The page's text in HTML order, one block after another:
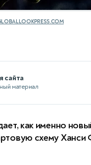
сайта
материал
, как именно
схему Ханси